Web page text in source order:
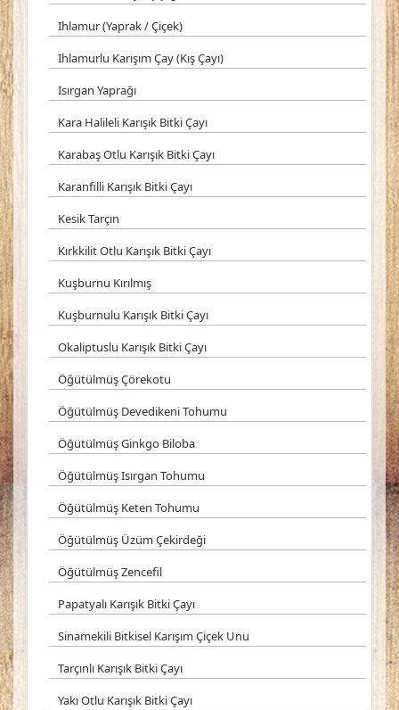
Ihlamur (Yaprak / Çiçek)
Ihlamurlu Karışım Çay (Kış Çayı)
Isırgan Yaprağı
Kara Halileli Karışık Bitki Çayı
Karabaş Otlu Karışık Bitki Çayı
Karanfilli Karışık Bitki Çayı
Kesik Tarçın
Kırkkilit Otlu Karışık Bitki Çayı
Kuşburnu Kırılmış
Kuşburnulu Karışık Bitki Çayı
Okaliptuslu Karışık Bitki Çayı
Öğütülmüş Çörekotu
Öğütülmüş Devedikeni Tohumu
Öğütülmüş Ginkgo Biloba
Öğütülmüş Isırgan Tohumu
Öğütülmüş Keten Tohumu
Öğütülmüş Üzüm Çekirdeği
Öğütülmüş Zencefil
Papatyalı Karışık Bitki Çayı
Sinamekili Bitkisel Karışım Çiçek Unu
Tarçınlı Karışık Bitki Çayı
Yakı Otlu Karışık Bitki Çayı